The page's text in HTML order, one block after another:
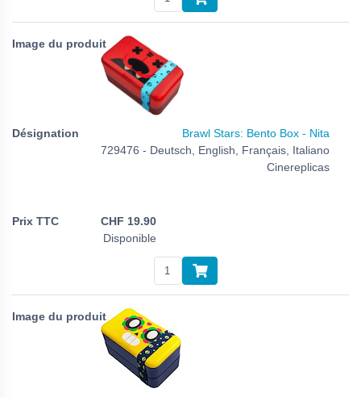
Brawl Stars: Bento Box - Nita
729476 - Deutsch, English, Français, Italiano
Cinereplicas
CHF 19.90
Disponible